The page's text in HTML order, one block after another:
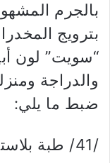
بالجرم
بترويج
“سويت” لون
والدراجة
ضبط ما يلي:
/41/ طبة بلاستيكية بداخلها مواد مخدرة